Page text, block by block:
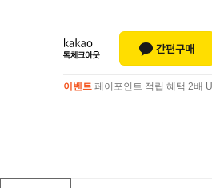
이벤트 페이포인트 적립 혜택 2배